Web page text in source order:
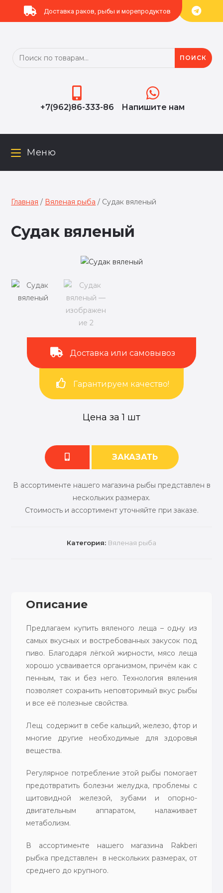
Доставка раков, рыбы и морепродуктов
ПОИСК
+7(962)86-333‬-86 Напишите нам
Меню
Главная / Вяленая рыба / Судак вяленый
Судак вяленый
Доставка или самовывоз
Гарантируем качество!
Цена за 1 шт
ЗАКАЗАТЬ
В ассортименте нашего магазина рыбы представлен в
нескольких размерах.
Стоимость и ассортимент уточняйте при заказе.
Категория: Вяленая рыба
Описание
Предлагаем купить вяленого леща – одну из
самых вкусных и востребованных закусок под
пиво. Благодаря лёгкой жирности, мясо леща
хорошо усваивается организмом, причём как с
пенным, так и без него. Технология вяления
позволяет сохранить неповторимый вкус рыбы
и все её полезные свойства.
Лещ содержит в себе кальций, железо, фтор и
многие другие необходимые для здоровья
вещества.
Регулярное потребление этой рыбы помогает
предотвратить болезни желудка, проблемы с
щитовидной железой, зубами и опорно-
двигательным аппаратом, налаживает
метаболизм.
В ассортименте нашего магазина Rakberi
рыбка представлен в нескольких размерах, от
среднего до крупного.